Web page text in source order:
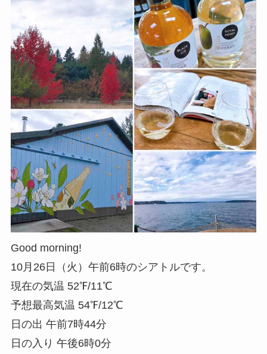
Good morning!
10月26日（火）午前6時のシアトルです。
現在の気温 52℉/11℃
予想最高気温 54℉/12℃
日の出 午前7時44分
日の入り 午後6時0分